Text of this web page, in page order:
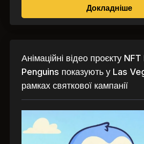
Докладніше
Анімаційні відео проєкту
Penguins показують у Las
рамках святкової кампанії